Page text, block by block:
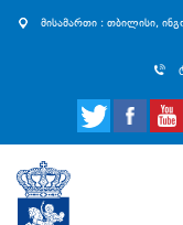
მისამართი : თბილისი,